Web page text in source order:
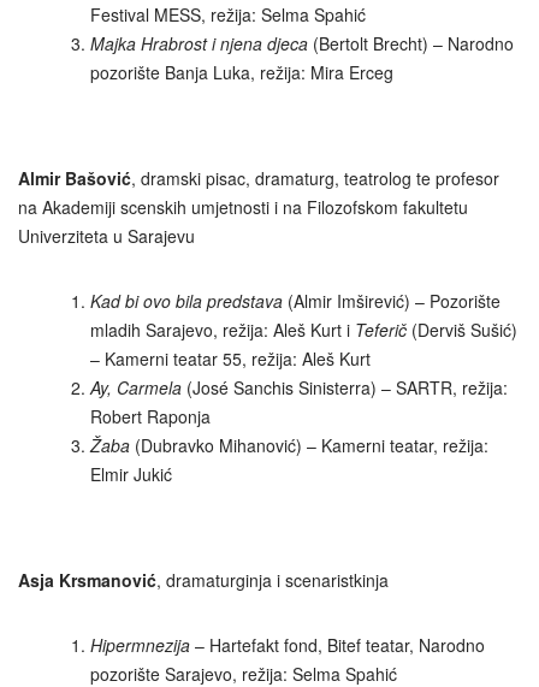
Festival MESS, režija: Selma Spahić
Majka Hrabrost i njena djeca (Bertolt Brecht) – Narodno
pozorište Banja Luka, režija: Mira Erceg
Almir Bašović, dramski pisac, dramaturg, teatrolog te profesor
na Akademiji scenskih umjetnosti i na Filozofskom fakultetu
Univerziteta u Sarajevu
Kad bi ovo bila predstava (Almir Imširević) – Pozorište
mladih Sarajevo, režija: Aleš Kurt i Teferič (Derviš Sušić)
– Kamerni teatar 55, režija: Aleš Kurt
Ay, Carmela (José Sanchis Sinisterra) – SARTR, režija:
Robert Raponja
Žaba (Dubravko Mihanović) – Kamerni teatar, režija:
Elmir Jukić
Asja Krsmanović, dramaturginja i scenaristkinja
Hipermnezija – Hartefakt fond, Bitef teatar, Narodno
pozorište Sarajevo, režija: Selma Spahić